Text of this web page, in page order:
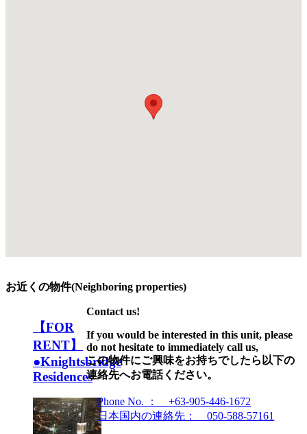
お近くの物件(Neighboring properties)
【FOR
RENT】
●Knightsbridge
Residences
Contact us!
If you would be interested in this unit, please
do not hesitate to immediately call us,
この物件にご興味をお持ちでしたら以下の
連絡先へお電話ください。
Phone No. ： +63-905-446-1672
日本国内の連絡先： 050-588-57161